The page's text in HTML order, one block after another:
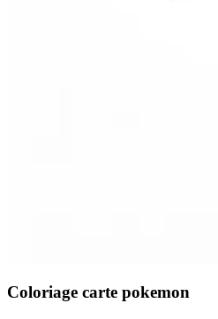
Coloriage carte pokemon